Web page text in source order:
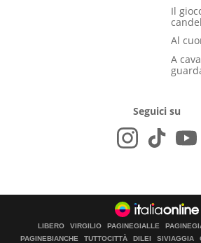
Il
Al
A
Seguici su
LIBERO VIRGILIO PAGINEGIALLE
PAGINEBIANCHE
TUTTOCITTÀ DILEI SIVIAGGIA